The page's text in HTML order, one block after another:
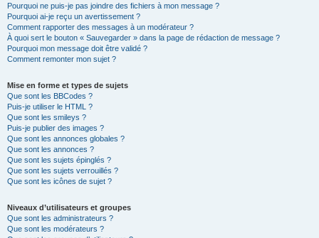
Pourquoi ne puis-je pas joindre des fichiers à mon message ?
Pourquoi ai-je reçu un avertissement ?
Comment rapporter des messages à un modérateur ?
À quoi sert le bouton « Sauvegarder » dans la page de rédaction de message ?
Pourquoi mon message doit être validé ?
Comment remonter mon sujet ?
Mise en forme et types de sujets
Que sont les BBCodes ?
Puis-je utiliser le HTML ?
Que sont les smileys ?
Puis-je publier des images ?
Que sont les annonces globales ?
Que sont les annonces ?
Que sont les sujets épinglés ?
Que sont les sujets verrouillés ?
Que sont les icônes de sujet ?
Niveaux d’utilisateurs et groupes
Que sont les administrateurs ?
Que sont les modérateurs ?